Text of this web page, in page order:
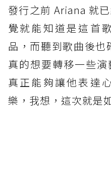
發行之前 Ariana 就
覺就能知道是這首
品，而聽到歌曲後
真的想要轉移一些
真正能夠讓他表達
樂，我想，這次就是